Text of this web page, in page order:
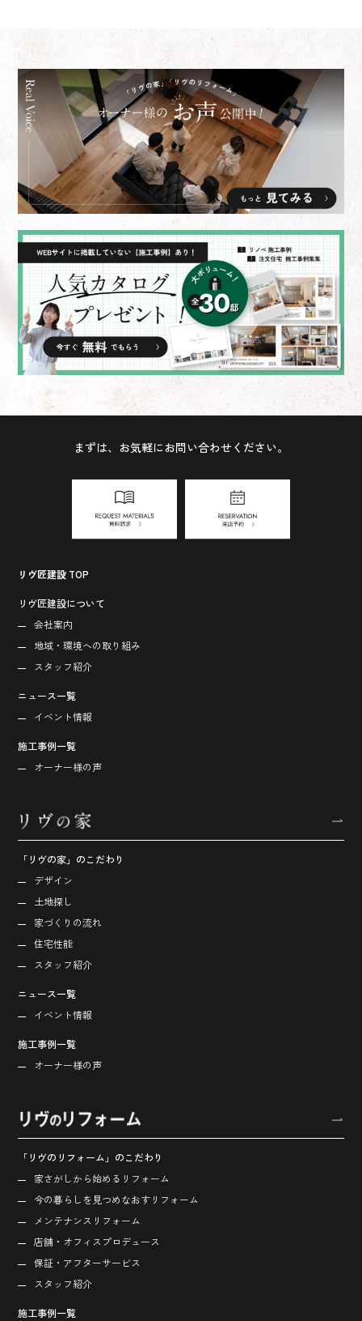
まずは、お気軽にお問い合わせください。
リヴ匠建設 TOP
リヴ匠建設について
会社案内
地域・環境への取り組み
スタッフ紹介
ニュース一覧
イベント情報
施工事例一覧
オーナー様の声
「リヴの家」のこだわり
デザイン
土地探し
家づくりの流れ
住宅性能
スタッフ紹介
ニュース一覧
イベント情報
施工事例一覧
オーナー様の声
「リヴのリフォーム」のこだわり
家さがしから始める リフォーム
今の暮らしを見つめなおす リフォーム
メンテナンスリフォーム
店舗・オフィス プロデュース
保証・アフターサービス
スタッフ紹介
施工事例一覧